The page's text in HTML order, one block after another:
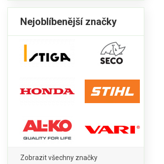
Nejoblíbenější značky
Zobrazit všechny značky